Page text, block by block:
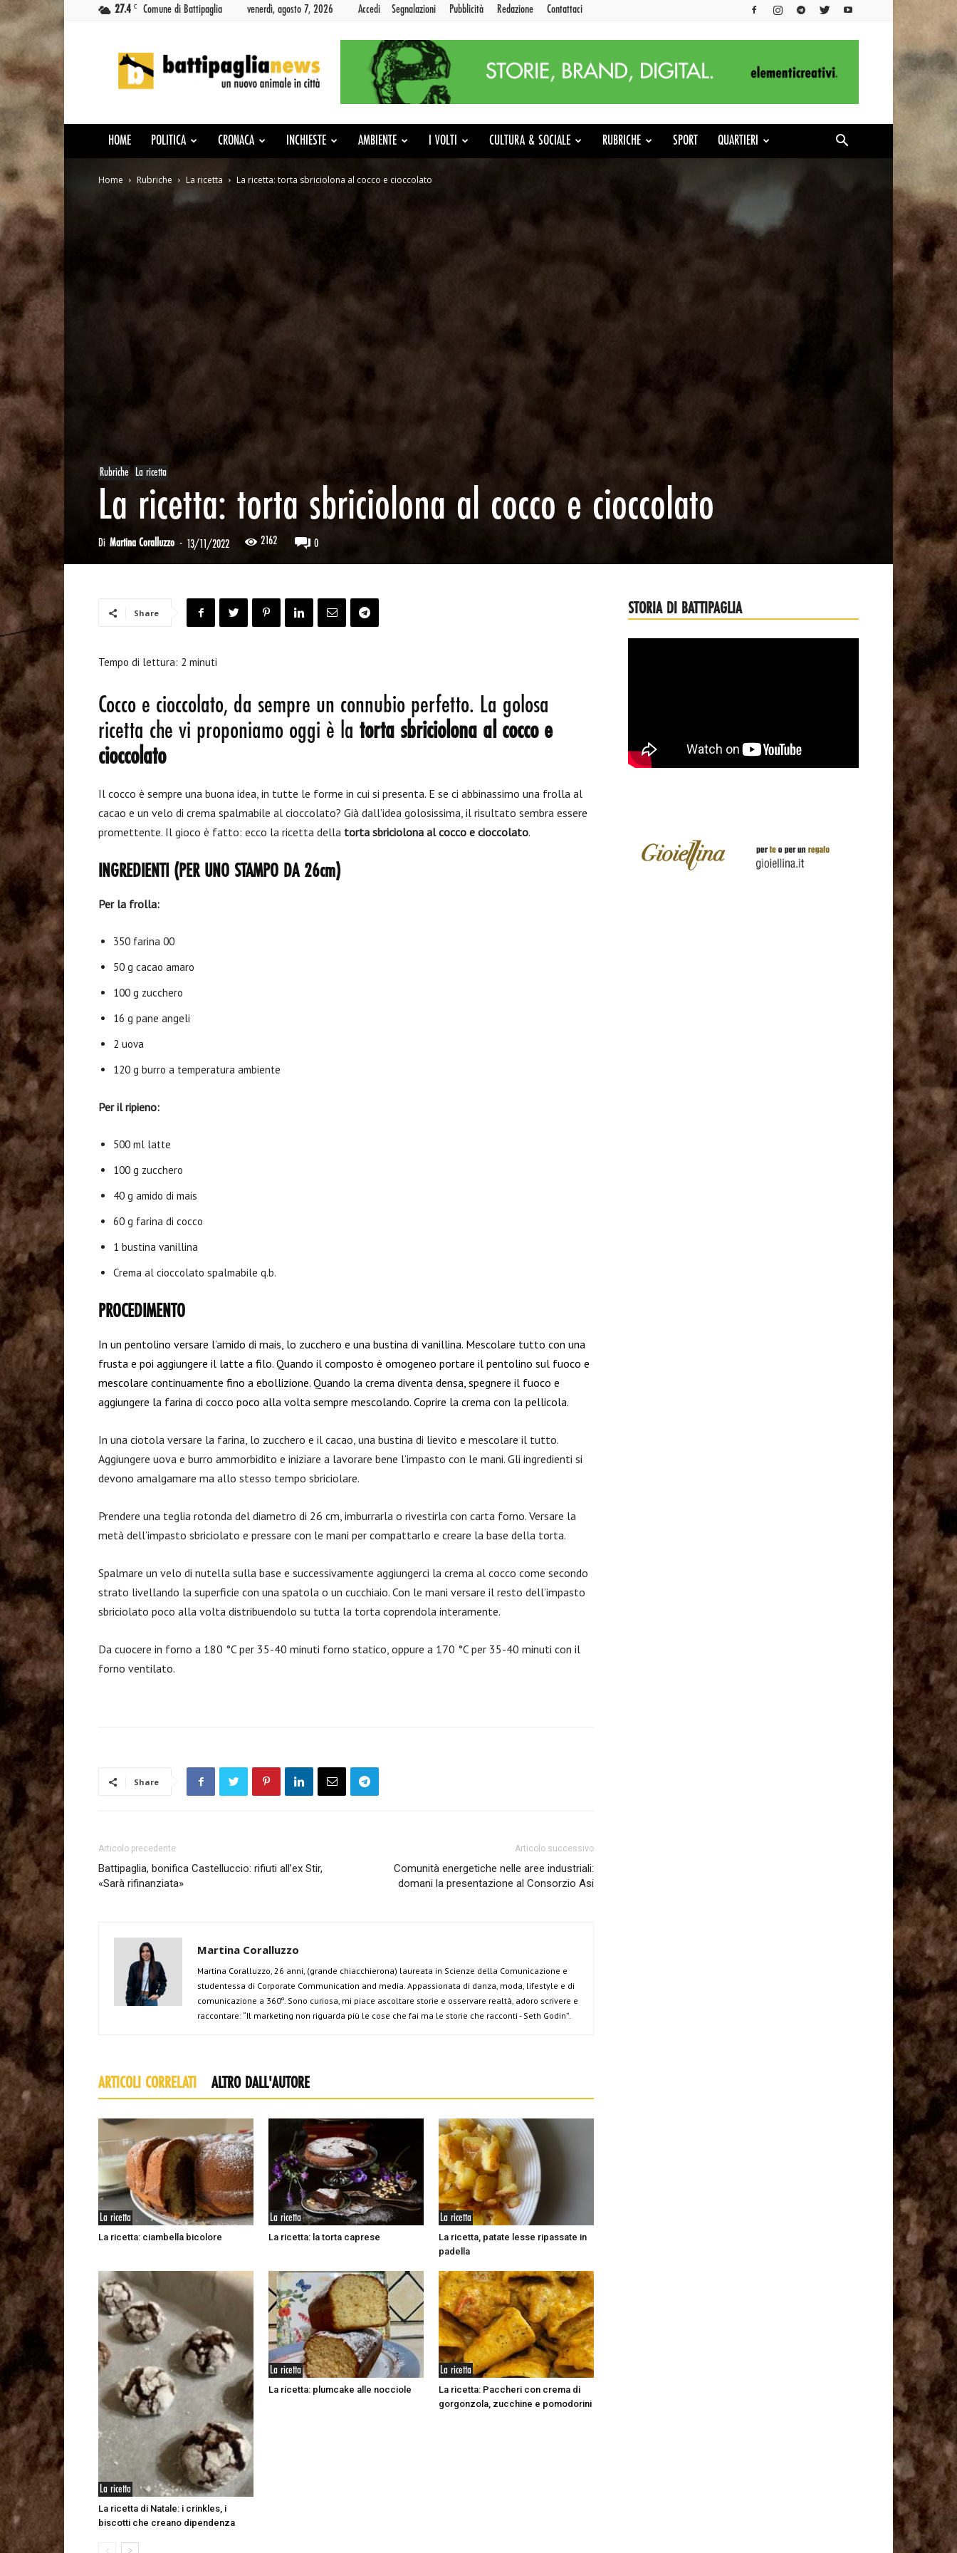
27.4 C Comune di Battipaglia venerdì, agosto 7, 2026 Accedi Segnalazioni Pubblicità Redazione Contattaci
News
HOME POLITICA CRONACA INCHIESTE AMBIENTE I VOLTI CULTURA & SOCIALE RUBRICHE SPORT QUARTIERI
Home Rubriche La ricetta La ricetta: torta sbriciolona al cocco e cioccolato
Rubriche La ricetta
La ricetta: torta sbriciolona al cocco e cioccolato
Di Martina Coralluzzo - 13/11/2022 2162 0
Share
Tempo di lettura: 2 minuti
Cocco e cioccolato, da sempre un connubio perfetto. La golosa
ricetta che vi proponiamo oggi è la torta sbriciolona al cocco e
cioccolato
Il cocco è sempre una buona idea, in tutte le forme in cui si presenta. E se ci abbinassimo una frolla al
cacao e un velo di crema spalmabile al cioccolato? Già dall’idea golosissima, il risultato sembra essere
promettente. Il gioco è fatto: ecco la ricetta della torta sbriciolona al cocco e cioccolato.
INGREDIENTI (PER UNO STAMPO DA 26cm)
Per la frolla:
350 farina 00
50 g cacao amaro
100 g zucchero
16 g pane angeli
2 uova
120 g burro a temperatura ambiente
Per il ripieno:
500 ml latte
100 g zucchero
40 g amido di mais
60 g farina di cocco
1 bustina vanillina
Crema al cioccolato spalmabile q.b.
PROCEDIMENTO
In un pentolino versare l’amido di mais, lo zucchero e una bustina di vanillina. Mescolare tutto con una
frusta e poi aggiungere il latte a filo. Quando il composto è omogeneo portare il pentolino sul fuoco e
mescolare continuamente fino a ebollizione. Quando la crema diventa densa, spegnere il fuoco e
aggiungere la farina di cocco poco alla volta sempre mescolando. Coprire la crema con la pellicola.
In una ciotola versare la farina, lo zucchero e il cacao, una bustina di lievito e mescolare il tutto.
Aggiungere uova e burro ammorbidito e iniziare a lavorare bene l’impasto con le mani. Gli ingredienti si
devono amalgamare ma allo stesso tempo sbriciolare.
Prendere una teglia rotonda del diametro di 26 cm, imburrarla o rivestirla con carta forno. Versare la
metà dell’impasto sbriciolato e pressare con le mani per compattarlo e creare la base della torta.
Spalmare un velo di nutella sulla base e successivamente aggiungerci la crema al cocco come secondo
strato livellando la superficie con una spatola o un cucchiaio. Con le mani versare il resto dell’impasto
sbriciolato poco alla volta distribuendolo su tutta la torta coprendola interamente.
Da cuocere in forno a 180 °C per 35-40 minuti forno statico, oppure a 170 °C per 35-40 minuti con il
forno ventilato.
Share
Articolo precedente
Battipaglia, bonifica Castelluccio: rifiuti all’ex Stir,
«Sarà rifinanziata»
Articolo successivo
Comunità energetiche nelle aree industriali:
domani la presentazione al Consorzio Asi
Martina Coralluzzo
Martina Coralluzzo, 26 anni, (grande chiacchierona) laureata in Scienze della Comunicazione e
studentessa di Corporate Communication and media. Appassionata di danza, moda, lifestyle e di
comunicazione a 360º. Sono curiosa, mi piace ascoltare storie e osservare realtà, adoro scrivere e
raccontare: “Il marketing non riguarda più le cose che fai ma le storie che racconti - Seth Godin”.
ARTICOLI CORRELATI ALTRO DALL'AUTORE
La ricetta
La ricetta: ciambella bicolore
La ricetta
La ricetta: la torta caprese
La ricetta
La ricetta, patate lesse ripassate in
padella
La ricetta
La ricetta di Natale: i crinkles, i
biscotti che creano dipendenza
La ricetta
La ricetta: plumcake alle nocciole
La ricetta
La ricetta: Paccheri con crema di
gorgonzola, zucchine e pomodorini
STORIA DI BATTIPAGLIA